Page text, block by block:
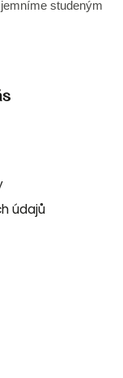
studeným
údajů